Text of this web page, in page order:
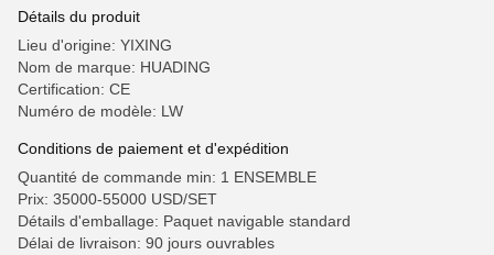
Détails du produit
Lieu d'origine: YIXING
Nom de marque: HUADING
Certification: CE
Numéro de modèle: LW
Conditions de paiement et d'expédition
Quantité de commande min: 1 ENSEMBLE
Prix: 35000-55000 USD/SET
Détails d'emballage: Paquet navigable standard
Délai de livraison: 90 jours ouvrables